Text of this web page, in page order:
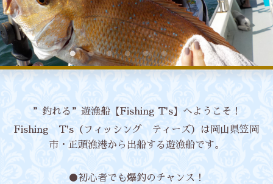
”釣れる”遊漁船【Fishing T's】へようこそ！
Fishing T's（フィッシング ティーズ）は岡山県笠岡
市・正頭漁港から出船する遊漁船です。
●初心者でも爆釣のチャンス！